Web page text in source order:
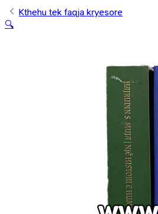
Kthehu tek faqja kryesore
🔍